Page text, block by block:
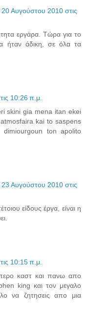
20 Αυγούστου 2010 στις
εργάρα. Τώρα για το
ήταν άδικη, σε όλα τα
10:26 π.μ.
skini gia mena itan ekei
kai to saspens
ton apolito
23 Αυγούστου 2010 στις
είδους έργα, είναι η
10:15 π.μ.
καστ και πανω απο
king και τον μεγαλο
να ζητησεις απο μια